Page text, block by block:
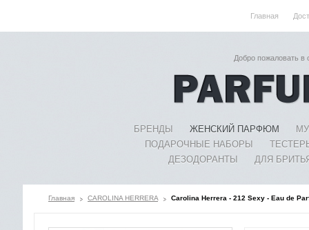
Главная
Добро пожаловать
БРЕНДЫ ЖЕНСКИЙ ПАРФЮМ
ПОДАРОЧНЫЕ НАБОРЫ
ДЕЗОДОРАНТЫ
ДЛЯ
Главная CAROLINA HERRERA Carolina Herrera - 212 Sexy - Eau de